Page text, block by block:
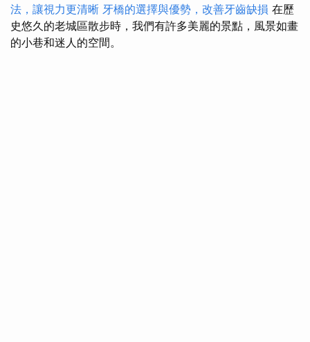
法，讓視力更清晰 牙橋的選擇與優勢，改善牙齒缺損 在歷
史悠久的老城區散步時，我們有許多美麗的景點，風景如畫
的小巷和迷人的空間。